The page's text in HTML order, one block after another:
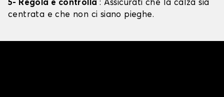
5- Regola e controlla : Assicurati che la calza sia
centrata e che non ci siano pieghe.